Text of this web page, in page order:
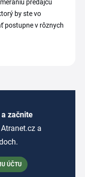
predajcu
by ste vo
postupne v rôznych
začnite
a
ÚČTU